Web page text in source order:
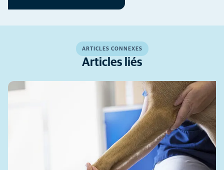
ARTICLES CONNEXES
Articles liés